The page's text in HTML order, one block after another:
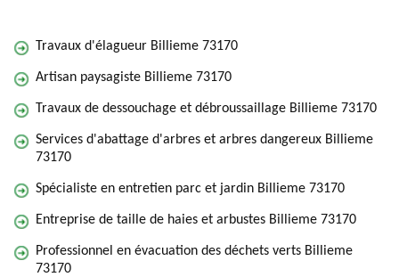
Travaux d'élagueur Billieme 73170
Artisan paysagiste Billieme 73170
Travaux de dessouchage et débroussaillage Billieme 73170
Services d'abattage d'arbres et arbres dangereux Billieme
73170
Spécialiste en entretien parc et jardin Billieme 73170
Entreprise de taille de haies et arbustes Billieme 73170
Professionnel en évacuation des déchets verts Billieme
73170